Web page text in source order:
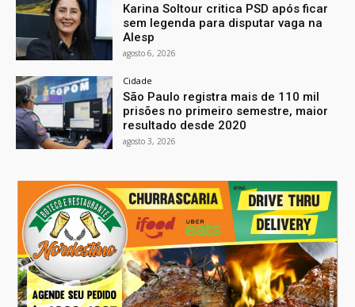
Karina Soltour critica PSD após ficar
sem legenda para disputar vaga na
Alesp
agosto 6, 2026
Cidade
São Paulo registra mais de 110 mil
prisões no primeiro semestre, maior
resultado desde 2020
agosto 3, 2026